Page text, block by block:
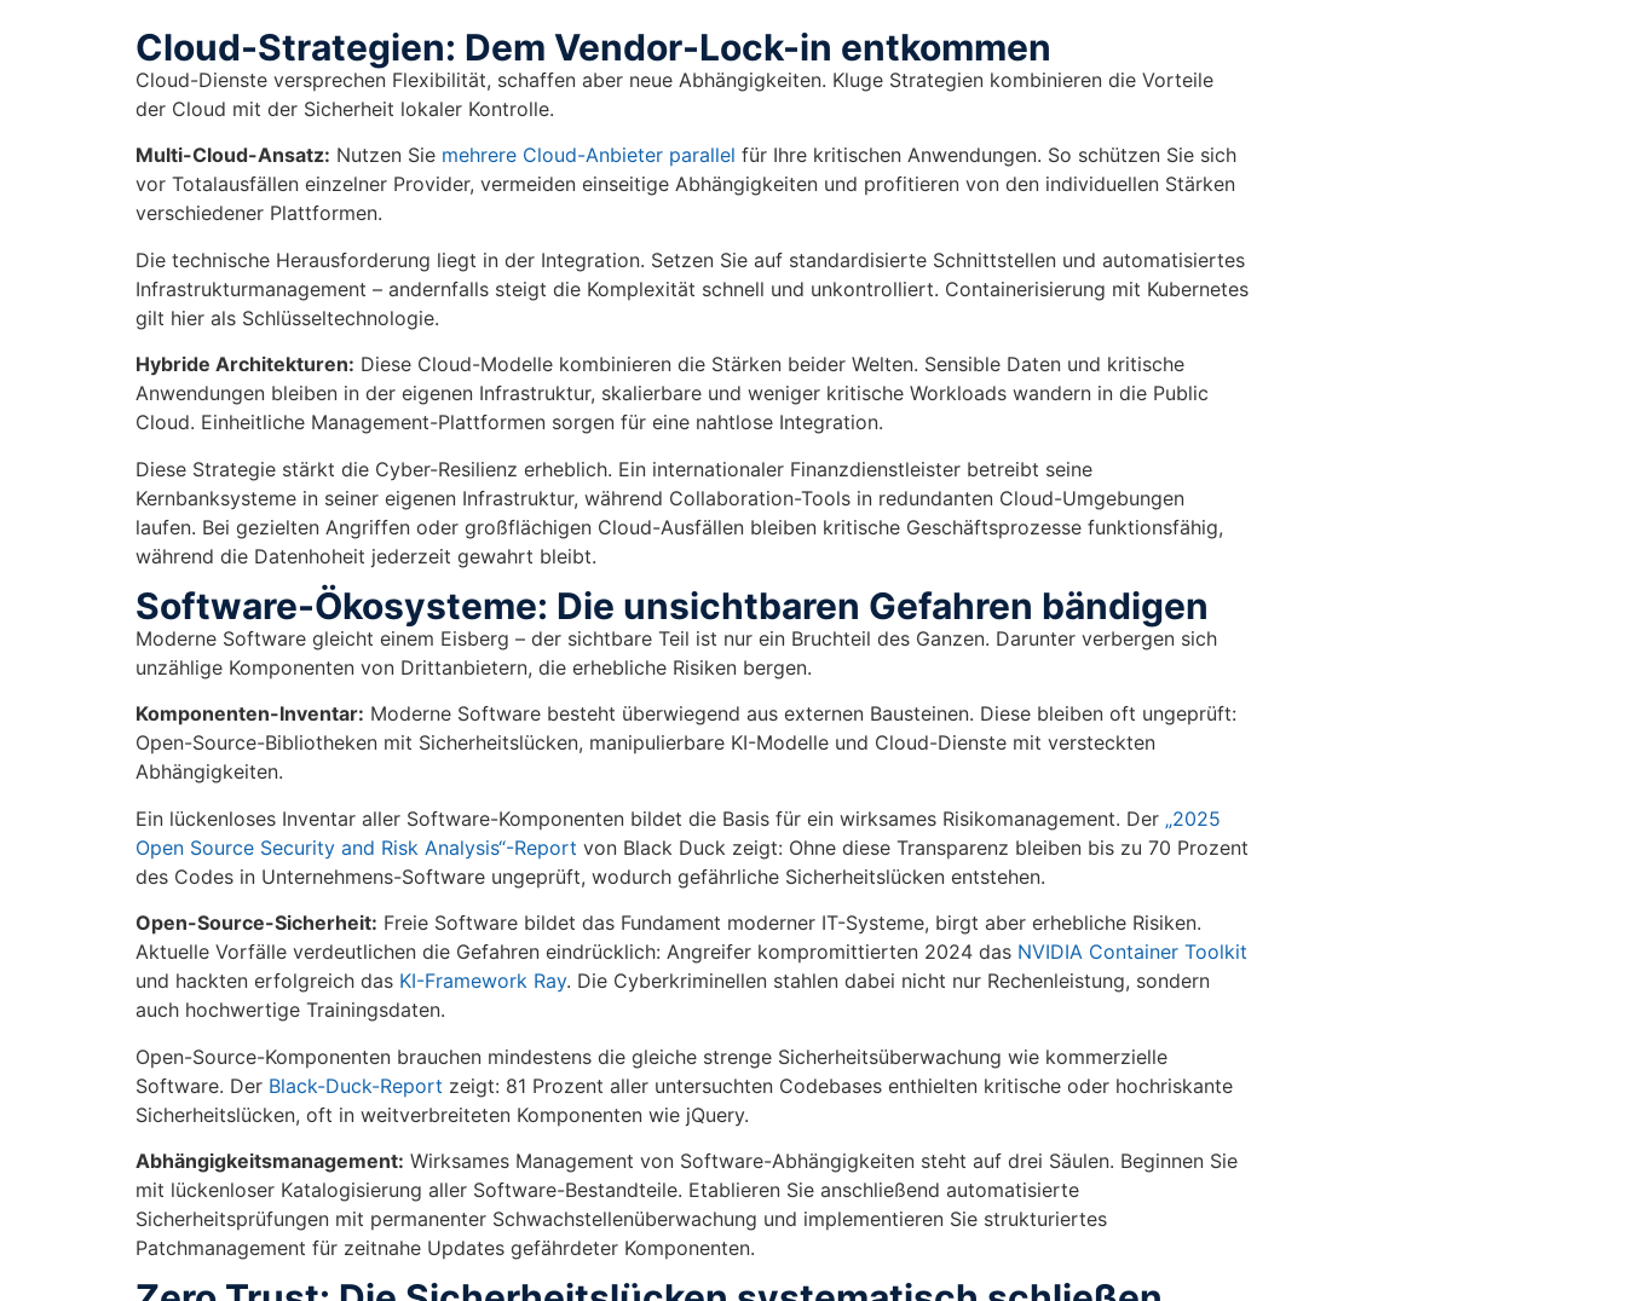
Cloud-Strategien: Dem Vendor-Lock-in entkommen
Cloud-Dienste versprechen Flexibilität, schaffen aber neue Abhängigkeiten. Kluge Strategien kombinieren die Vorteile
der Cloud mit der Sicherheit lokaler Kontrolle.
Multi-Cloud-Ansatz: Nutzen Sie mehrere Cloud-Anbieter parallel für Ihre kritischen Anwendungen. So schützen Sie sich
vor Totalausfällen einzelner Provider, vermeiden einseitige Abhängigkeiten und profitieren von den individuellen Stärken
verschiedener Plattformen.
Die technische Herausforderung liegt in der Integration. Setzen Sie auf standardisierte Schnittstellen und automatisiertes
Infrastrukturmanagement – andernfalls steigt die Komplexität schnell und unkontrolliert. Containerisierung mit Kubernetes
gilt hier als Schlüsseltechnologie.
Hybride Architekturen: Diese Cloud-Modelle kombinieren die Stärken beider Welten. Sensible Daten und kritische
Anwendungen bleiben in der eigenen Infrastruktur, skalierbare und weniger kritische Workloads wandern in die Public
Cloud. Einheitliche Management-Plattformen sorgen für eine nahtlose Integration.
Diese Strategie stärkt die Cyber-Resilienz erheblich. Ein internationaler Finanzdienstleister betreibt seine
Kernbanksysteme in seiner eigenen Infrastruktur, während Collaboration-Tools in redundanten Cloud-Umgebungen
laufen. Bei gezielten Angriffen oder großflächigen Cloud-Ausfällen bleiben kritische Geschäftsprozesse funktionsfähig,
während die Datenhoheit jederzeit gewahrt bleibt.
Software-Ökosysteme: Die unsichtbaren Gefahren bändigen
Moderne Software gleicht einem Eisberg – der sichtbare Teil ist nur ein Bruchteil des Ganzen. Darunter verbergen sich
unzählige Komponenten von Drittanbietern, die erhebliche Risiken bergen.
Komponenten-Inventar: Moderne Software besteht überwiegend aus externen Bausteinen. Diese bleiben oft ungeprüft:
Open-Source-Bibliotheken mit Sicherheitslücken, manipulierbare KI-Modelle und Cloud-Dienste mit versteckten
Abhängigkeiten.
Ein lückenloses Inventar aller Software-Komponenten bildet die Basis für ein wirksames Risikomanagement. Der „2025
Open Source Security and Risk Analysis“-Report von Black Duck zeigt: Ohne diese Transparenz bleiben bis zu 70 Prozent
des Codes in Unternehmens-Software ungeprüft, wodurch gefährliche Sicherheitslücken entstehen.
Open-Source-Sicherheit: Freie Software bildet das Fundament moderner IT-Systeme, birgt aber erhebliche Risiken.
Aktuelle Vorfälle verdeutlichen die Gefahren eindrücklich: Angreifer kompromittierten 2024 das NVIDIA Container Toolkit
und hackten erfolgreich das KI-Framework Ray. Die Cyberkriminellen stahlen dabei nicht nur Rechenleistung, sondern
auch hochwertige Trainingsdaten.
Open-Source-Komponenten brauchen mindestens die gleiche strenge Sicherheitsüberwachung wie kommerzielle
Software. Der Black-Duck-Report zeigt: 81 Prozent aller untersuchten Codebases enthielten kritische oder hochriskante
Sicherheitslücken, oft in weitverbreiteten Komponenten wie jQuery.
Abhängigkeitsmanagement: Wirksames Management von Software-Abhängigkeiten steht auf drei Säulen. Beginnen Sie
mit lückenloser Katalogisierung aller Software-Bestandteile. Etablieren Sie anschließend automatisierte
Sicherheitsprüfungen mit permanenter Schwachstellenüberwachung und implementieren Sie strukturiertes
Patchmanagement für zeitnahe Updates gefährdeter Komponenten.